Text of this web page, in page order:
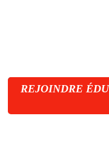
REJOINDRE